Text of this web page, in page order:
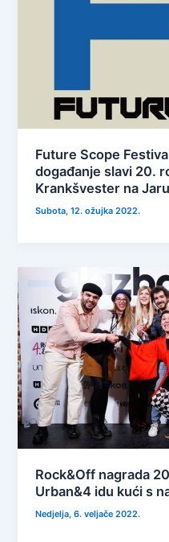
Future Scope
događanje slavi 20.
Krankšvester na
Subota, 12. ožujka 2022.
Rock&Off nagrada
Urban&4 idu kući s
Nedjelja, 6. veljače 2022.